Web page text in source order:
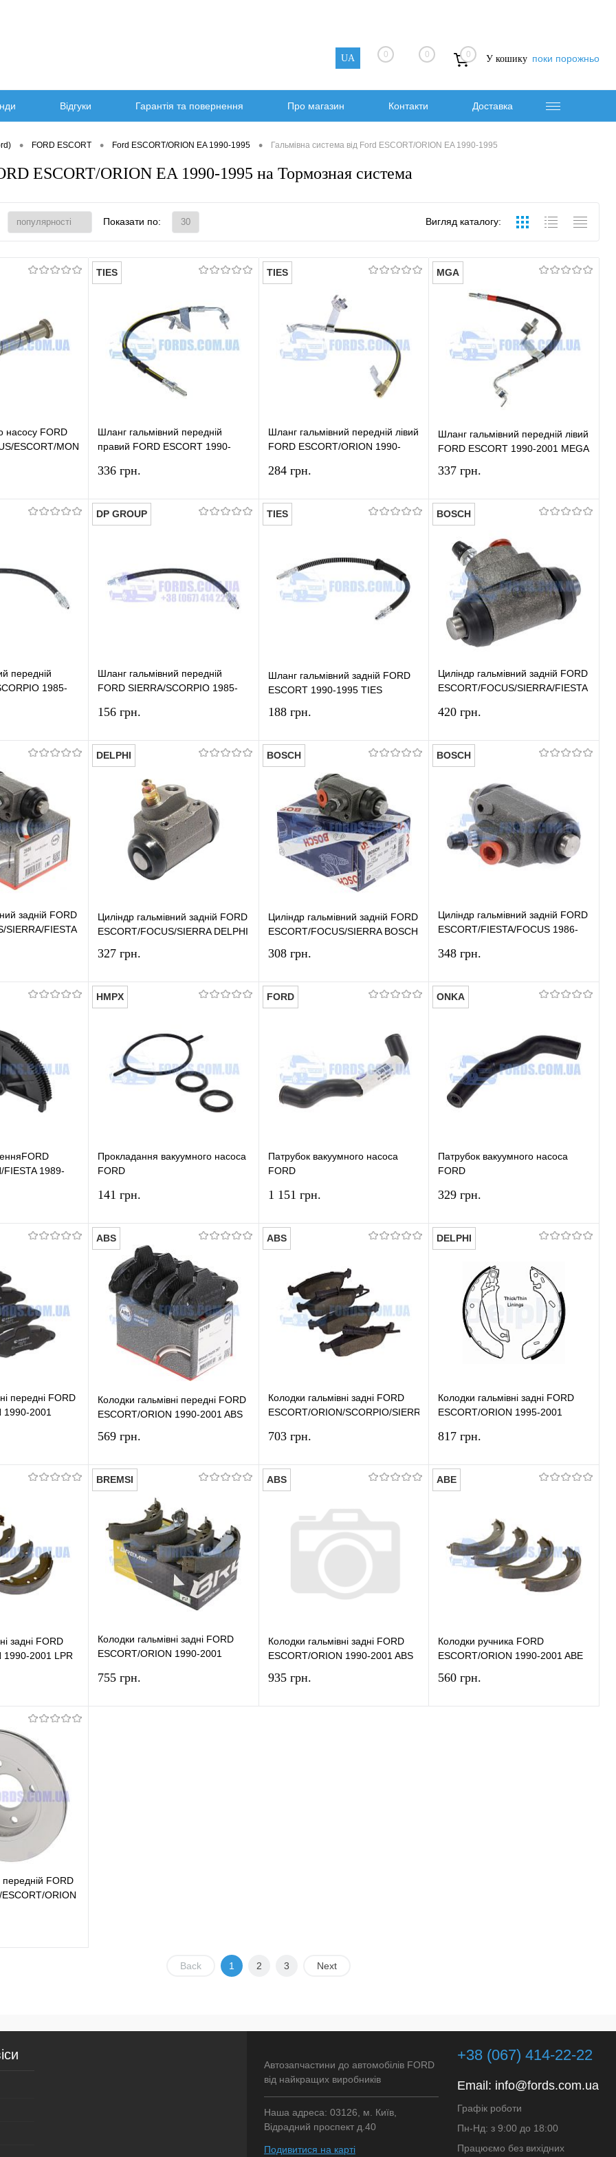
UA 0 0 0 У кошику поки порожньо
Відгуки Гарантія та повернення Про магазин Контакти Доставка
• FORD ESCORT • Ford ESCORT/ORION EA 1990-1995 • Гальмівна система від Ford ESCORT/ORION EA 1990-1995
ESCORT/ORION EA 1990-1995 на Тормозная система
Показати по: Вигляд каталогу:
насосу FORD
ESCORT/MONDEO/FIESTA
У наявності
TIES
Шланг гальмівний передній
правий FORD ESCORT 1990-
336 грн.
У вибране У наявності
TIES
Шланг гальмівний передній лівий
FORD ESCORT/ORION 1990-
284 грн.
Купити в 1 клік Порівняння
У вибране У наявності
MGA
Шланг гальмівний передній лівий
FORD ESCORT 1990-2001 MEGA
337 грн.
Купити в 1 клік Порівняння
У вибране У наявності
передній
1985-
Порівняння
У наявності
DP GROUP
Шланг гальмівний передній
FORD SIERRA/SCORPIO 1985-
156 грн.
Купити в 1 клік Порівняння
У вибране У наявності
TIES
Шланг гальмівний задній FORD
ESCORT 1990-1995 TIES
188 грн.
Купити в 1 клік Порівняння
У вибране У наявності
BOSCH
Циліндр гальмівний задній FORD
ESCORT/FOCUS/SIERRA/FIESTA
420 грн.
Купити в 1 клік Порівняння
У вибране У наявності
задній FORD
SIERRA/FIESTA
Порівняння
У наявності
DELPHI
Циліндр гальмівний задній FORD
ESCORT/FOCUS/SIERRA DELPHI
327 грн.
Купити в 1 клік
У вибране У наявності
BOSCH
Циліндр гальмівний задній FORD
ESCORT/FOCUS/SIERRA BOSCH
308 грн.
Порівняння
У вибране У наявності
BOSCH
Циліндр гальмівний задній FORD
ESCORT/FIESTA/FOCUS 1986-
348 грн.
Купити в 1 клік Порівняння
У вибране У наявності
FIESTA 1989-
У наявності
HMPX
Прокладання вакуумного насоса
FORD
2002-2013 (1.8TDCI SET) HMPX
141 грн.
Купити в 1 клік Порівняння
У вибране У наявності
FORD
Патрубок вакуумного насоса
FORD
1993-2001 (1.8TDCi) ORIGINAL
1 151 грн.
Купити в 1 клік Порівняння
У вибране У наявності
ONKA
Патрубок вакуумного насоса
FORD
1993-2001 (1.8TDCi) ONKA
329 грн.
Купити в 1 клік Порівняння
У вибране У наявності
передні FORD
1990-2001
У наявності
ABS
Колодки гальмівні передні FORD
ESCORT/ORION 1990-2001 ABS
569 грн.
Купити в 1 клік Порівняння
У вибране У наявності
ABS
Колодки гальмівні задні FORD
ESCORT/ORION/SCORPIO/SIERRA
703 грн.
Купити в 1 клік Порівняння
У вибране У наявності
DELPHI
Колодки гальмівні задні FORD
ESCORT/ORION 1995-2001
817 грн.
Купити в 1 клік
У вибране У наявності
задні FORD
1990-2001 LPR
У кошик
Порівняння
У наявності
BREMSI
Колодки гальмівні задні FORD
ESCORT/ORION 1990-2001
755 грн.
ABS
Колодки гальмівні задні FORD
ESCORT/ORION 1990-2001 ABS
935 грн.
ABE
Колодки ручника FORD
ESCORT/ORION 1990-2001 ABE
560 грн.
передній FORD
ORION
Back 1 2 3 Next
Автозапчастини до автомобілів FORD
від найкращих виробників
Наша адреса: 03126, м. Київ,
Відрадний проспект д.40
Подивитися на карті
+38 (067) 414-22-22
Email: info@fords.com.ua
Графік роботи
Пн-Нд: з 9:00 до 18:00
Працюємо без вихідних